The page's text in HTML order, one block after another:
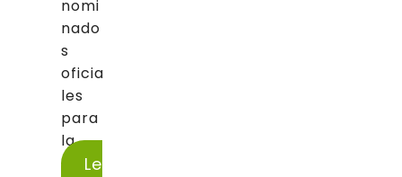
nomi
nado
s
oficia
les
para
la...
Le